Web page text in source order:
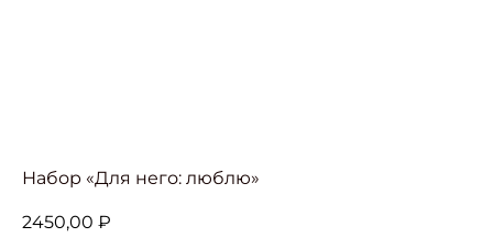
Набор «Для него: люблю»
2450,00 ₽